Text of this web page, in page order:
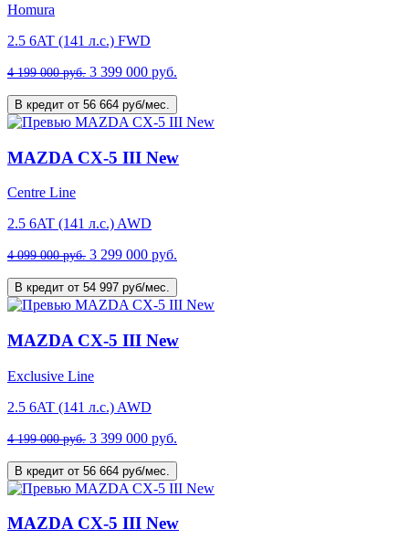
Homura
2.5 6AT (141 л.с.) FWD
4 199 000 руб. 3 399 000 руб.
В кредит от 56 664 руб/мес.
MAZDA CX-5 III New
Centre Line
2.5 6AT (141 л.с.) AWD
4 099 000 руб. 3 299 000 руб.
В кредит от 54 997 руб/мес.
MAZDA CX-5 III New
Exclusive Line
2.5 6AT (141 л.с.) AWD
4 199 000 руб. 3 399 000 руб.
В кредит от 56 664 руб/мес.
MAZDA CX-5 III New